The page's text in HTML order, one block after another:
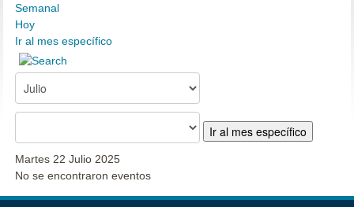
Semanal
Hoy
Ir al mes específico
Ir al mes específico
Martes 22 Julio 2025
No se encontraron eventos